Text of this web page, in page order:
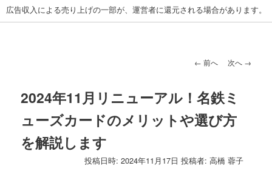
動広告収入による売り上げの一部が、運営者に還元される場合があります。
投
ナ
ビ
ゲ
シ
← 前へ 次へ →
2024年11月リニューアル！名鉄ミ
ューズカードのメリットや選び方
を解説します
投稿日時:2024年11月17日 投稿者:高橋 蓉子